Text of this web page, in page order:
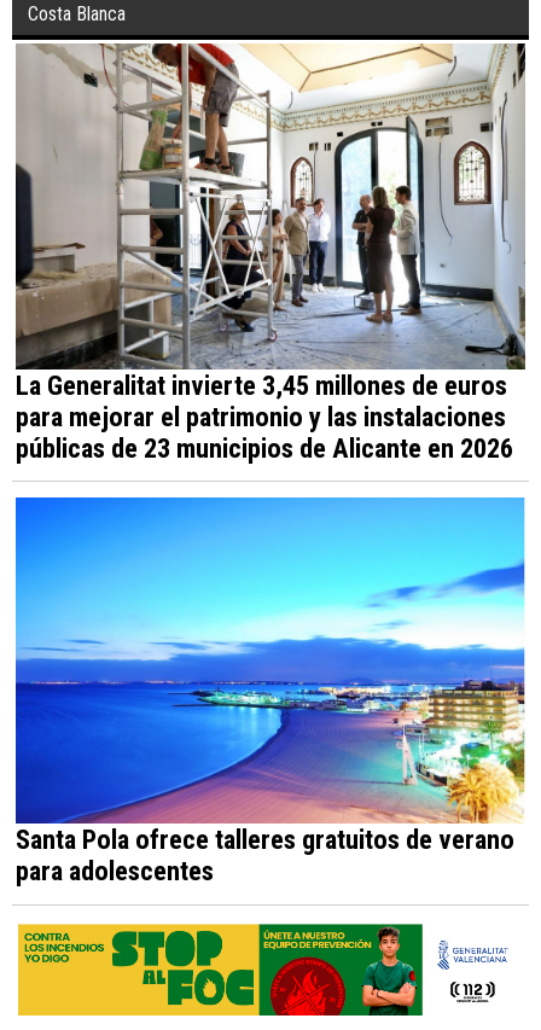
Costa Blanca
La Generalitat invierte 3,45 millones de euros
para mejorar el patrimonio y las instalaciones
públicas de 23 municipios de Alicante en 2026
Santa Pola ofrece talleres gratuitos de verano
para adolescentes